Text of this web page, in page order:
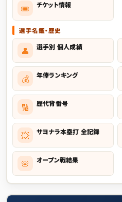
🎟️ チケット情報
選手名鑑・歴史
👤 選手別 個人成績
💰 年俸ランキング
🔢 歴代背番号
💥 サヨナラ本塁打 全記録
🌸 オープン戦結果